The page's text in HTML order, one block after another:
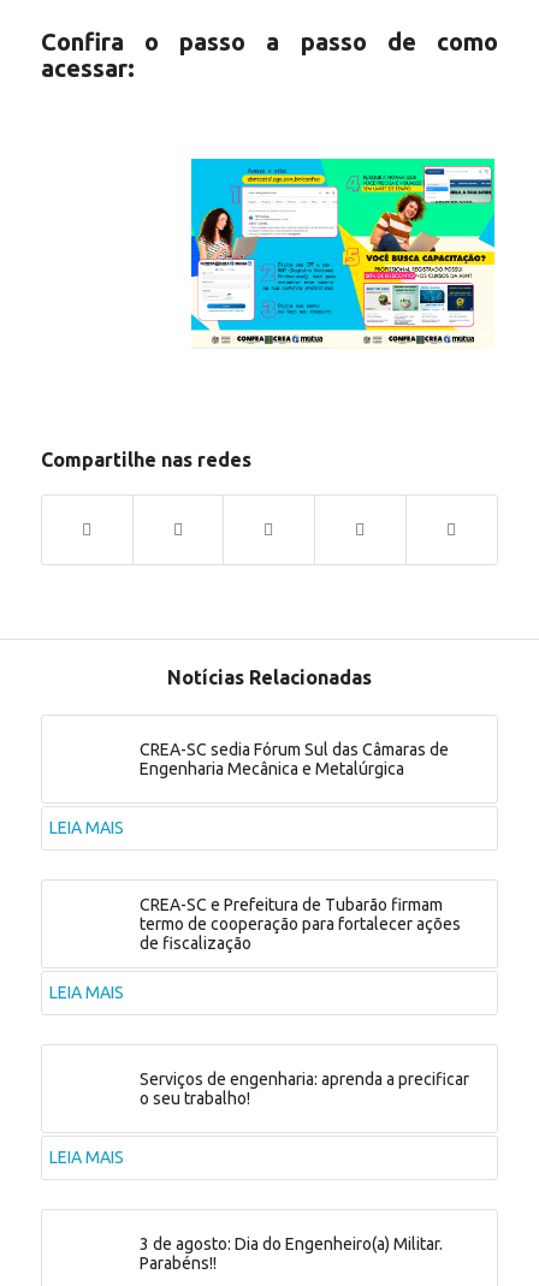
Confira o passo a passo de como
acessar:
Compartilhe nas redes
Notícias Relacionadas
CREA-SC sedia Fórum Sul das Câmaras de
Engenharia Mecânica e Metalúrgica
LEIA MAIS
CREA-SC e Prefeitura de Tubarão firmam
termo de cooperação para fortalecer ações
de fiscalização
LEIA MAIS
Serviços de engenharia: aprenda a precificar
o seu trabalho!
LEIA MAIS
3 de agosto: Dia do Engenheiro(a) Militar.
Parabéns!!